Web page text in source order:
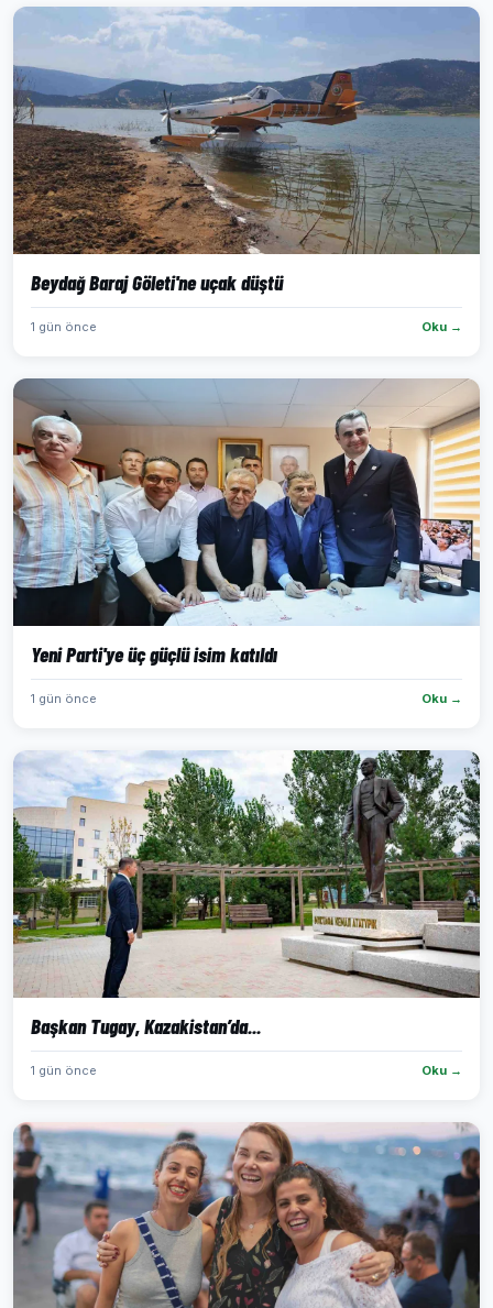
Beydağ Baraj Göleti'ne uçak düştü
1 gün önce Oku →
Yeni Parti'ye üç güçlü isim katıldı
1 gün önce Oku →
Başkan Tugay, Kazakistan’da...
1 gün önce Oku →